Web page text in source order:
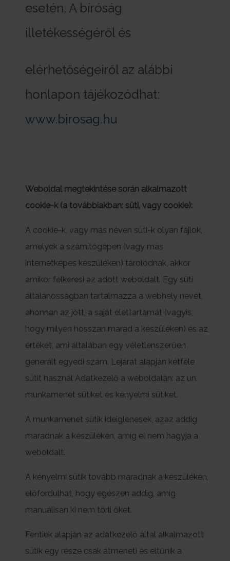
esetén. A bíróság
illetékességéről és
elérhetőségeiről az alábbi
honlapon tájékozódhat:
www.birosag.hu
Weboldal megtekintése során alkalmazott
cookie-k (a továbbiakban: süti, vagy cookie):
A cookie-k, vagy más néven süti-k olyan fájlok,
amelyek a számítógépen (vagy más
internetképes készüléken) tárolódnak, akkor
amikor felkeresi az adott weboldalt. Egy süti
általánosságban tartalmazza a webhely nevét,
ahonnan az jött, a saját élettartamát (vagyis,
hogy milyen hosszan marad a készüléken) és az
értékét, ami általában egy véletlenszerűen
generált egyedi szám. Lejárat alapján kétféle
sütit használ Adatkezelő a weboldalán: az un.
munkamenet sütiket és kényelmi sütiket.
A munkamenet sütik ideiglenesek, azaz addig
maradnak a készülékén, amíg el nem hagyja a
weboldalt.
A kényelmi sütik tovább maradnak a készülékén,
előfordulhat, hogy egészen addig, amíg
manuálisan ki nem törli őket.
Fentiek alapján az adatkezelő által alkalmazott
sütik egy része csak átmeneti és eltűnik a